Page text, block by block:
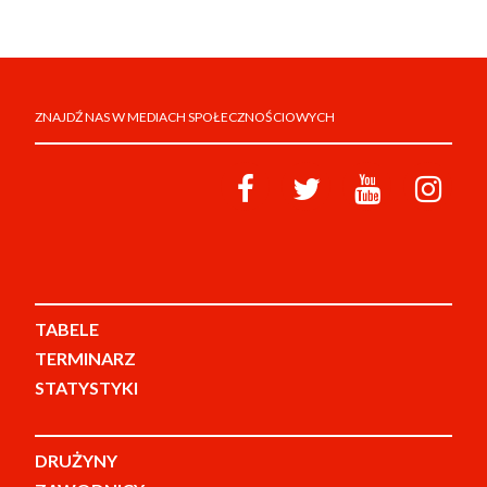
ZNAJDŹ NAS W MEDIACH SPOŁECZNOŚCIOWYCH
TABELE
TERMINARZ
STATYSTYKI
DRUŻYNY